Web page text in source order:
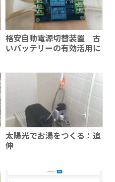
格安自動電源切替装置｜古
いバッテリーの有効活用に
太陽光でお湯をつくる：追
伸